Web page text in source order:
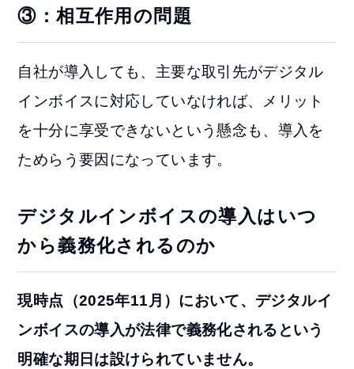
③：相互作用の問題
自社が導入しても、主要な取引先がデジタル
インボイスに対応していなければ、メリット
を十分に享受できないという懸念も、導入を
ためらう要因になっています。
デジタルインボイスの導入はいつ
から義務化されるのか
現時点（2025年11月）において、デジタルイ
ンボイスの導入が法律で義務化されるという
明確な期日は設けられていません。